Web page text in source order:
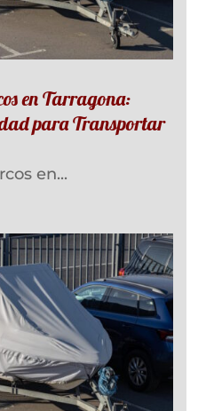
en Tarragona:
para Transportar
en...